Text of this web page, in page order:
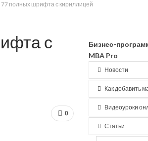
полных шрифта с кириллицей
с
0
Бизнес-
MBA Pro
Новости
Как добавить
Видеоуроки
Статьи